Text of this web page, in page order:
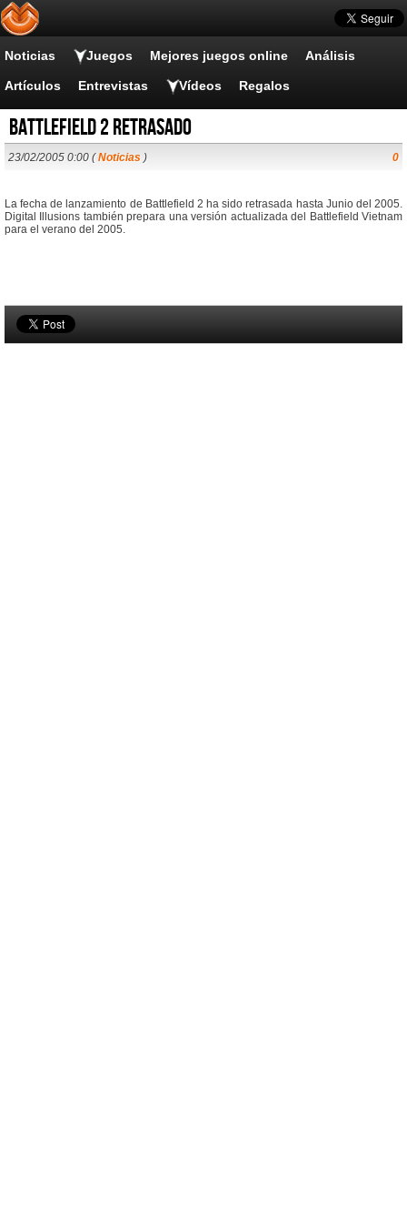
Noticias Juegos Mejores juegos online Análisis
Artículos Entrevistas Vídeos Regalos
Battlefield 2 retrasado
23/02/2005 0:00 (Noticias ) 0
La fecha de lanzamiento de Battlefield 2 ha sido retrasada hasta Junio del 2005.
Digital Illusions también prepara una versión actualizada del Battlefield Vietnam
para el verano del 2005.